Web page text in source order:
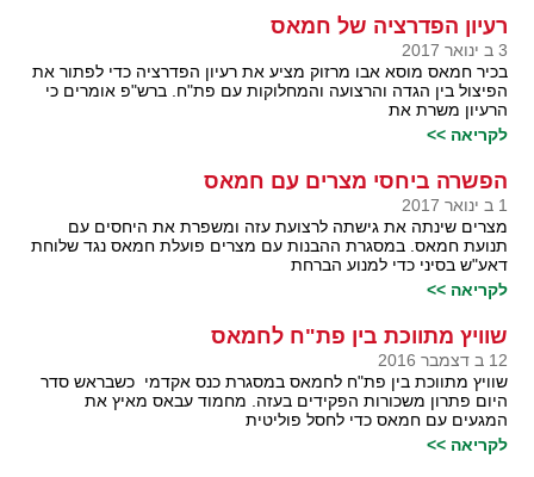
רעיון הפדרציה של חמאס
3 ב ינואר 2017
בכיר חמאס מוסא אבו מרזוק מציע את רעיון הפדרציה כדי לפתור את
הפיצול בין הגדה והרצועה והמחלוקות עם פת"ח. ברש"פ אומרים כי
הרעיון משרת את
לקריאה >>
הפשרה ביחסי מצרים עם חמאס
1 ב ינואר 2017
מצרים שינתה את גישתה לרצועת עזה ומשפרת את היחסים עם
תנועת חמאס. במסגרת ההבנות עם מצרים פועלת חמאס נגד שלוחת
דאע"ש בסיני כדי למנוע הברחת
לקריאה >>
שוויץ מתווכת בין פת"ח לחמאס
12 ב דצמבר 2016
שוויץ מתווכת בין פת"ח לחמאס במסגרת כנס אקדמי כשבראש סדר
היום פתרון משכורות הפקידים בעזה. מחמוד עבאס מאיץ את
המגעים עם חמאס כדי לחסל פוליטית
לקריאה >>